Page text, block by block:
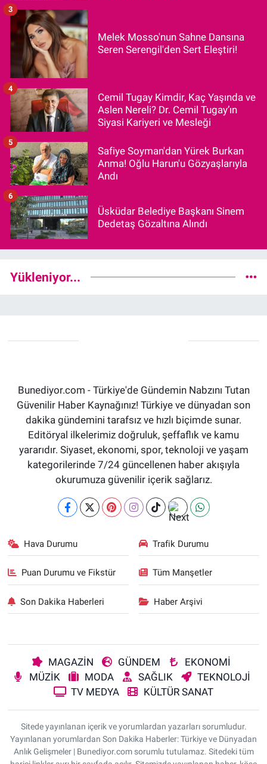
Melek Mosso'nun Sahne Dansına
Seren Serengil'den Sert Eleştiri!
3
Cemil Tugay Kimdir, Kaç Yaşında ve
Aslen Nereli? Dr. Cemil Tugay’ın
Siyasi Kariyeri ve Mesleği
4
Safiye Soyman'dan Yürek Burkan
Anma! Oğlu Harun'u Gözyaşlarıyla
Andı
5
Üsküdar Belediye Başkanı Sinem
Dedetaş Gözaltına Alındı
6
Yükleniyor...
Bunediyor.com - Türkiye'de Gündemin Nabzını Tutan
Güvenilir Haber Kaynağınız! Türkiye ve dünyadan son
dakika gündemini tarafsız ve hızlı biçimde sunar.
Editöryal ilkelerimiz doğruluk, şeffaflık ve kamu
yararıdır. Siyaset, ekonomi, spor, teknoloji ve yaşam
kategorilerinde 7/24 güncellenen haber akışıyla
okurumuza güvenilir içerik sağlarız.
Hava Durumu Trafik Durumu
Puan Durumu ve Fikstür Tüm Manşetler
Son Dakika Haberleri Haber Arşivi
MAGAZİN GÜNDEM
EKONOMİ
MÜZİK
MODA SAĞLIK
TEKNOLOJİ
TV MEDYA
KÜLTÜR SANAT
Sitede yayınlanan içerik ve yorumlardan yazarları sorumludur.
Yayınlanan yorumlardan Son Dakika Haberler: Türkiye ve Dünyadan
Anlık Gelişmeler | Bunediyor.com sorumlu tutulamaz. Sitedeki tüm